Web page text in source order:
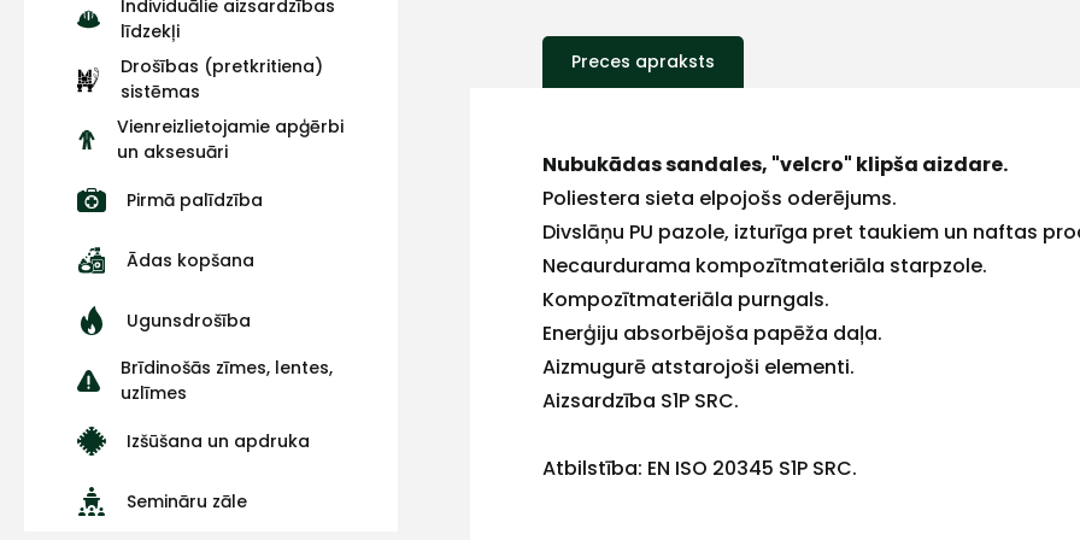
Individuālie aizsardzības
līdzekļi
Drošības (pretkritiena)
sistēmas
Vienreizlietojamie apģērbi
un aksesuāri
Pirmā palīdzība
Ādas kopšana
Ugunsdrošība
Brīdinošās zīmes, lentes,
uzlīmes
Izšūšana un apdruka
Semināru zāle
Preces apraksts
Nubukādas sandales, "velcro" klipša aizdare.
Poliestera sieta elpojošs oderējums.
Divslāņu PU pazole, izturīga pret taukiem un naftas
Necaurdurama kompozītmateriāla starpzole.
Kompozītmateriāla purngals.
Enerģiju absorbējoša papēža daļa.
Aizmugurē atstarojoši elementi.
Aizsardzība S1P SRC.
Atbilstība: EN ISO 20345 S1P SRC.
Sazinies
mums!
+